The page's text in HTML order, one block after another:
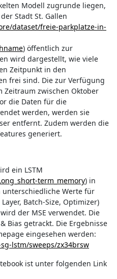
Modell zugrunde liegen,
Stadt St. Gallen
dataset/freie-parkplatze-in-
) öffentlich zur
wird dargestellt, wie viele
Zeitpunkt in den
frei sind. Die zur Verfügung
Zeitraum zwischen Oktober
die Daten für die
werden, werden sie
entfernt. Zudem werden die
generiert.
ein LSTM
term_memory) in
Werte für
Batch-Size, Optimizer)
der MSE verwendet. Die
Bias getrackt. Die Ergebnisse
eingesehen werden:
lstm/sweeps/zx34brsw
ist unter folgenden Link